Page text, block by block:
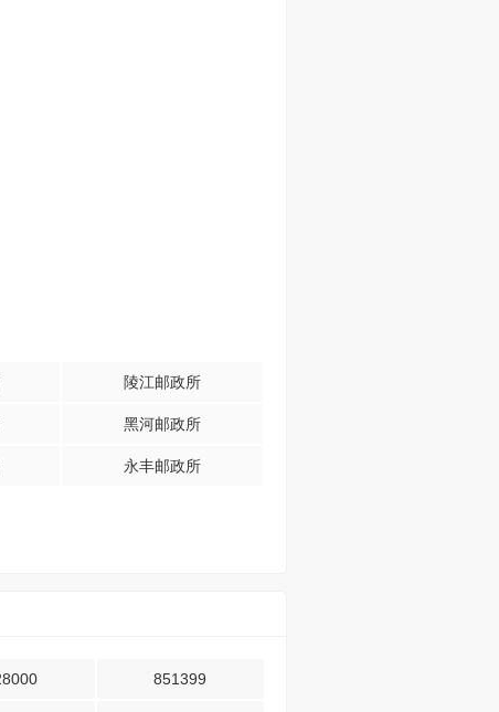
陵江邮政所
黑河邮政所
永丰邮政所
851399